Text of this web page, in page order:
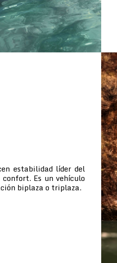
estabilidad líder del
Es un vehículo
biplaza o triplaza.